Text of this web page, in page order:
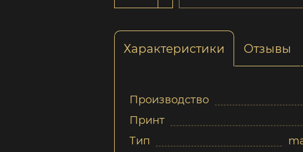
Характеристики Отзывы
Производство
Принт
Тип